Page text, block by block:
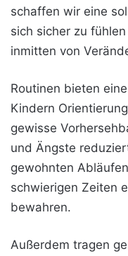
schaffen wir eine
sich sicher zu
inmitten von
Routinen bieten
Kindern
gewisse
und Ängste
gewohnten
schwierigen Zeiten
bewahren.
Außerdem tragen